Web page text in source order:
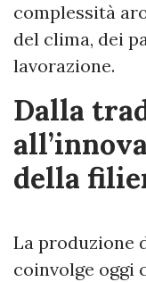
complessità
del clima, dei
lavorazione.
Dalla
della
La produzione
coinvolge oggi